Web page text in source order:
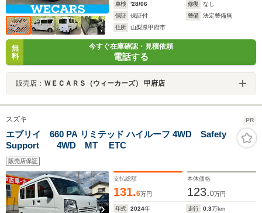
車検
'28/06 修復
なし
保証
保証付 整備
法定整備無
住所
山梨県甲府市
無
料
今すぐ在庫確認・見積依頼
電話する
販売店： ＷＥＣＡＲＳ（ウィーカーズ） 甲府店
スズキ PR
エブリイ 660 PA リミテッド ハイルーフ 4WD Safety
Support 4WD MT ETC
販売店保証
支払総額
131.6万円
本体価格
123.0万円
年式 2024年 走行 0.3万km